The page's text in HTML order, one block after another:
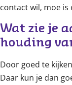
contact wil, moe is
Wat zie je
houding
Door goed te
Daar kun je dan